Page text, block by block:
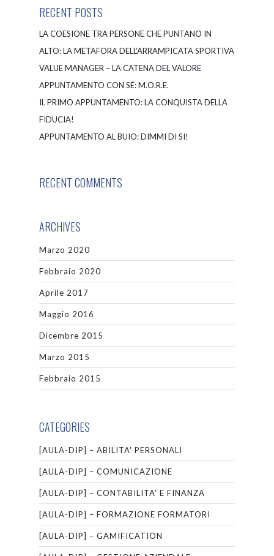
RECENT POSTS
LA COESIONE TRA PERSONE CHE PUNTANO IN
ALTO: LA METAFORA DELL’ARRAMPICATA SPORTIVA
VALUE MANAGER – LA CATENA DEL VALORE
APPUNTAMENTO CON SÉ: M.O.R.E.
IL PRIMO APPUNTAMENTO: LA CONQUISTA DELLA
FIDUCIA!
APPUNTAMENTO AL BUIO: DIMMI DI SI!
RECENT COMMENTS
ARCHIVES
Marzo 2020
Febbraio 2020
Aprile 2017
Maggio 2016
Dicembre 2015
Marzo 2015
Febbraio 2015
CATEGORIES
[AULA-DIP] – ABILITA' PERSONALI
[AULA-DIP] – COMUNICAZIONE
[AULA-DIP] – CONTABILITA' E FINANZA
[AULA-DIP] – FORMAZIONE FORMATORI
[AULA-DIP] – GAMIFICATION